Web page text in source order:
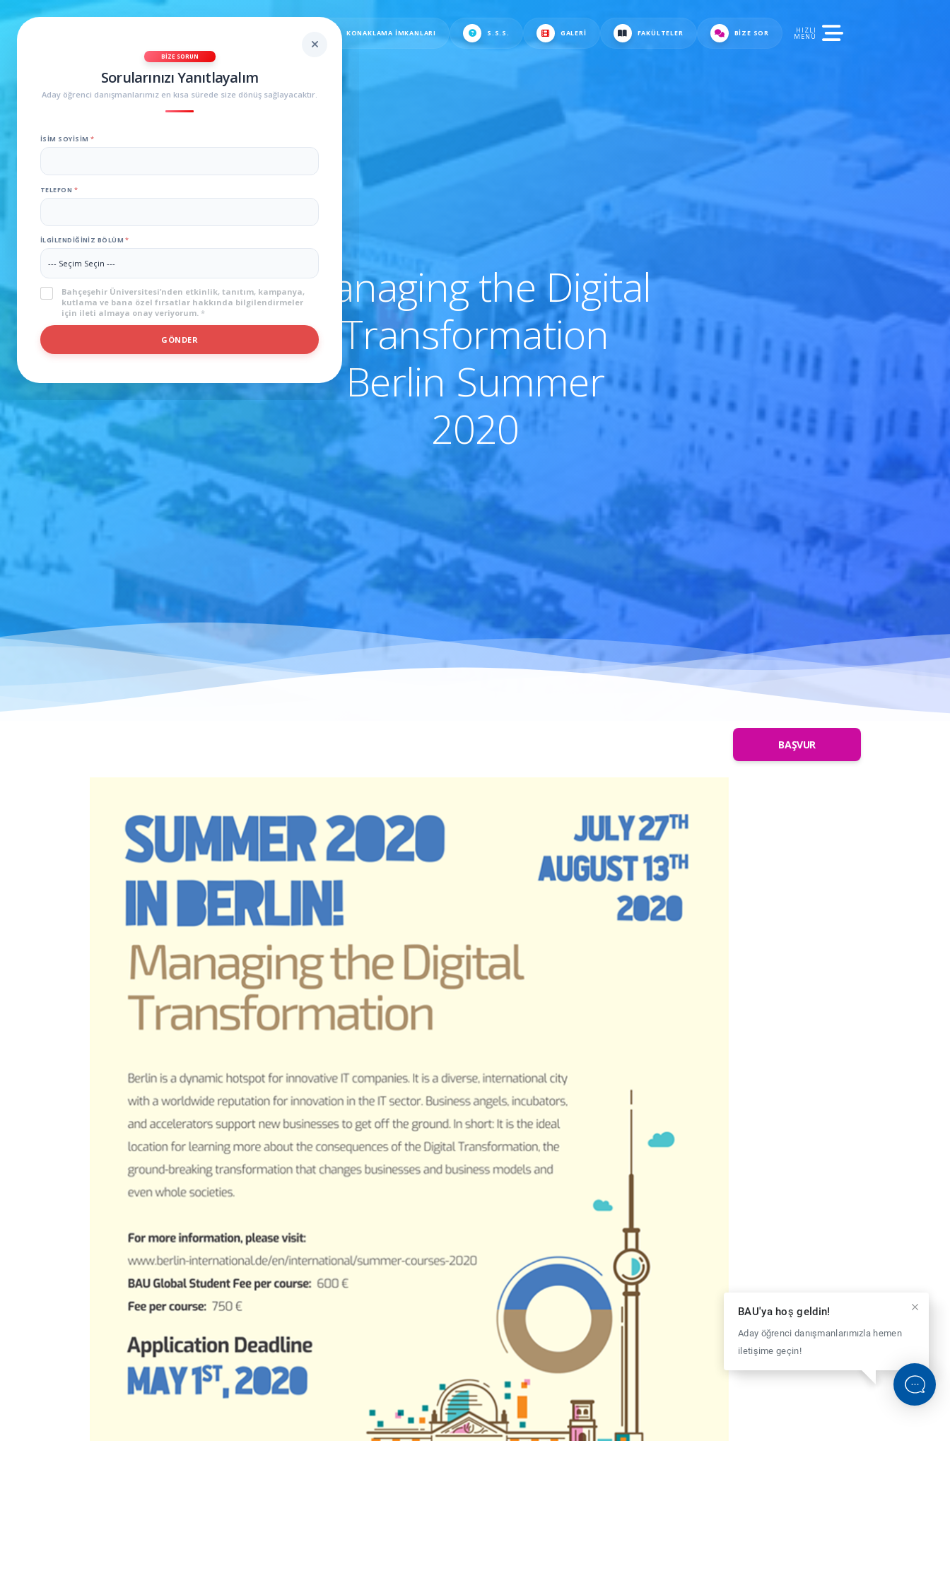
KONAKLAMA İMKANLARI S.S.S. GALERI FAKÜLTELER BIZE SOR HIZLI
MENÜ
BIZE SORUN
Sorularınızı Yanıtlayalım
Aday öğrenci danışmanlarımız en kısa sürede size dönüş sağlayacaktır.
İSIM SOYISIM *
TELEFON *
İLGILENDIĞINIZ BÖLÜM*
KVKK*
Bahçeşehir Üniversitesi’nden etkinlik, tanıtım, kampanya,
kutlama ve bana özel fırsatlar hakkında bilgilendirmeler
için ileti almaya onay veriyorum. *
GÖNDER
Managing the Digital
Transformation
Berlin Summer
2020
BAŞVUR
BAU'ya hoş geldin!
Aday öğrenci danışmanlarımızla hemen
iletişime geçin!